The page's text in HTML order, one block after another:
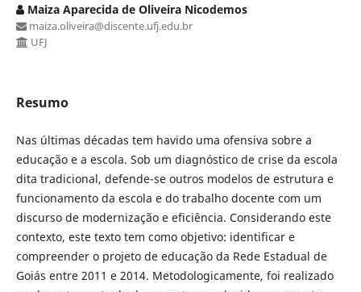
Maiza Aparecida de Oliveira Nicodemos
maiza.oliveira@discente.ufj.edu.br
UFJ
Resumo
Nas últimas décadas tem havido uma ofensiva sobre a
educação e a escola. Sob um diagnóstico de crise da escola
dita tradicional, defende-se outros modelos de estrutura e
funcionamento da escola e do trabalho docente com um
discurso de modernização e eficiência. Considerando este
contexto, este texto tem como objetivo: identificar e
compreender o projeto de educação da Rede Estadual de
Goiás entre 2011 e 2014. Metodologicamente, foi realizado